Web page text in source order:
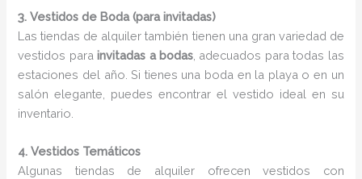
3. Vestidos de Boda (para invitadas)
Las tiendas de alquiler también tienen una gran variedad de
vestidos parainvitadas a bodas , adecuados para todas las
estaciones del año. Si tienes una boda en la playa o en un
salón elegante, puedes encontrar el vestido ideal en su
inventario.
4. Vestidos Temáticos
Algunas tiendas de alquiler ofrecen vestidos con